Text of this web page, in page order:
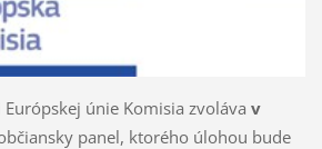
únie Komisia zvoláva v
panel, ktorého úlohou bude